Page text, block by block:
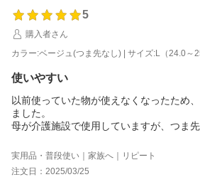
5
購入者さん
カラー:ベージュ(つま先なし) | サイズ:L（24.0～
使いやすい
以前使っていた物が使えなくなったため
ました。
母が介護施設で使用していますが、つま
実用品・普段使い｜家族へ｜リピート
注文日：2025/03/25